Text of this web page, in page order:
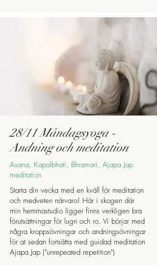
28/11 Måndagsyoga -
Andning och meditation
Asana, Kapalbhati, Bhramari, Ajapa Jap
meditation
Starta din vecka med en kväll för meditation
och medveten närvaro! Här i skogen där
min hemmastudio ligger finns verkligen bra
förutsättningar för lugn och ro. Vi börjar med
några kroppsövningar och andningsövningar
för at sedan fortsätta med guidad meditation
Ajapa Jap ("unrepeated repetition")